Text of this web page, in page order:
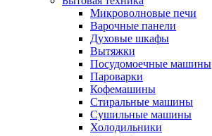
Микроволновые печи
Варочные панели
Духовые шкафы
Вытяжки
Посудомоечные машины
Пароварки
Кофемашины
Стиральные машины
Сушильные машины
Холодильники